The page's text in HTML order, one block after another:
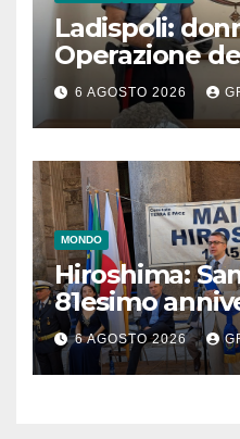
Ladispoli:
Operazione
6 AGOSTO 2026
MONDO
Hiroshima:
81esimo
monito per
6 AGOSTO 2026